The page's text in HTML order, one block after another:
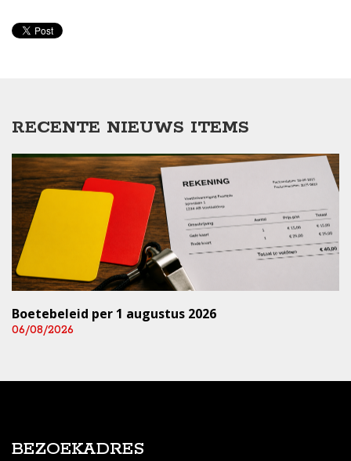
RECENTE NIEUWS ITEMS
Boetebeleid per 1 augustus 2026
06/08/2026
BEZOEKADRES